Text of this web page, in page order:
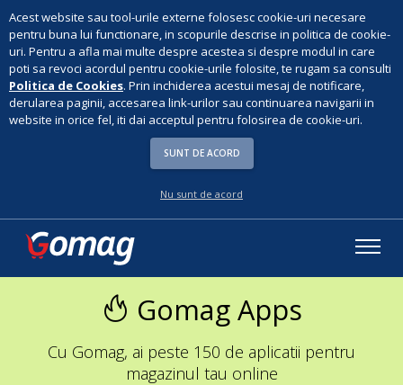
Acest website sau tool-urile externe folosesc cookie-uri necesare
pentru buna lui functionare, in scopurile descrise in politica de cookie-
uri. Pentru a afla mai multe despre acestea si despre modul in care
poti sa revoci acordul pentru cookie-urile folosite, te rugam sa consulti
Politica de Cookies. Prin inchiderea acestui mesaj de notificare,
derularea paginii, accesarea link-urilor sau continuarea navigarii in
website in orice fel, iti dai acceptul pentru folosirea de cookie-uri.
SUNT DE ACORD
Nu sunt de acord
Gomag Apps
Cu Gomag, ai peste 150 de aplicatii pentru
magazinul tau online